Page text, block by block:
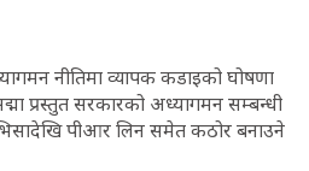
नीतिमा व्यापक कडाइको घोषणा
प्रस्तुत सरकारको अध्यागमन सम्बन्धी
भिसादेखि पीआर लिन समेत कठोर बनाउने